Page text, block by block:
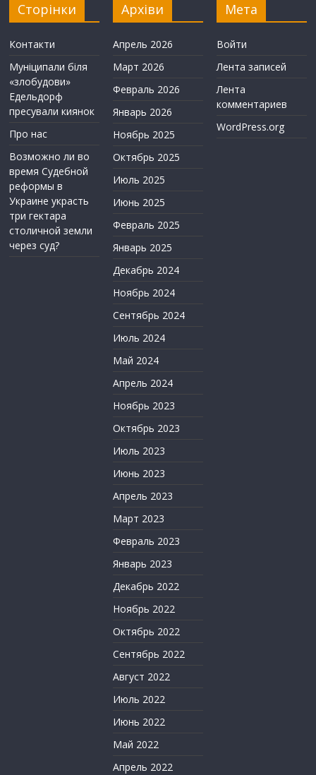
Сторінки
Контакти
Муніципали біля
«злобудови»
Едельдорф
пресували киянок
Про нас
Возможно ли во
время Судебной
реформы в
Украине украсть
три гектара
столичной земли
через суд?
Архіви
Апрель 2026
Март 2026
Февраль 2026
Январь 2026
Ноябрь 2025
Октябрь 2025
Июль 2025
Июнь 2025
Февраль 2025
Январь 2025
Декабрь 2024
Ноябрь 2024
Сентябрь 2024
Июль 2024
Май 2024
Апрель 2024
Ноябрь 2023
Октябрь 2023
Июль 2023
Июнь 2023
Апрель 2023
Март 2023
Февраль 2023
Январь 2023
Декабрь 2022
Ноябрь 2022
Октябрь 2022
Сентябрь 2022
Август 2022
Июль 2022
Июнь 2022
Май 2022
Апрель 2022
Мета
Войти
Лента записей
Лента
комментариев
WordPress.org